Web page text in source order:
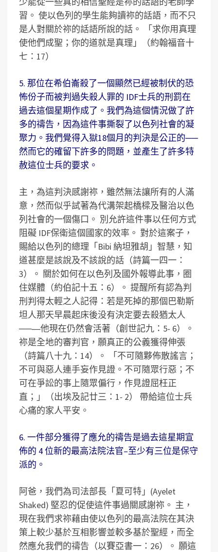
習。 使以色列的學生能夠讀祢的話語，而不只
是人對關於祢的話語所說的話。 「求你用真理
使他們成聖；你的道就是真理」（約翰福音十
七：17）
5. 那位在希伯崙殺了一個顯然已經被制伏的恐
怖份子而被判過失殺人罪的 IDF士兵的刑罰在
過去這個星期作成了。我們為這個情況做了許
多的禱告，因為這件事撕裂了以色列社會的凝
聚力。我們覺得入獄18個月的判決是公正的──
然而它的確留下許多的問題，並產生了許多特
赦這位士兵的要求。
主，為這判決感謝祢，雖然無法讓所有的人滿
意，然而似乎試著為代溝架起橋樑及醫治以色
列社會的一個傷口。 別允許這件事以任何方式
阻礙 IDF保衛這個國家的效率。 對於這案子，
賜給以色列的總理「Bibi 納坦雅胡」智慧，知
道甚麼是該說及不該說的話（詩篇一四一：
3）。 關於如何在以色列及國外報導此事，圈
住媒體（約伯記十五：6）。 提醒所有認為判
刑判得太輕之人記得：若是死掉的那個巴勒斯
坦人那天早晨起床後没有決定要去殺猶太人
──―他現在仍然會活著（創世記九：5- 6）。
祢是全地的審判官，願真正的公義獲得伸張
（詩篇八十九：14）。 「不可隨夥佈散謠言；
不可與惡人連手妄作見證。不可隨眾行惡；不
可在爭訟的事上隨眾偏行，作見證屈枉正
直；」（出埃及記廿三：1- 2） 帶給這位士兵
心痛的家人平安。
6. 一件部分獲得了應允的禱告是過去這星期宣
佈的 4 位新的最高法院法官–至少有三位是保守
派的。
阿爸，我們為司法部長「夏可特」(Ayelet
Shaked) 堅忍的促使這件事過關感謝祢。 主，
現在我們求祢藉由使以色列的最高法院在其決
策上較少基於互相影響並較多基於聖經，而全
然應允我們的禱告（以賽亞書一：26）。 願這